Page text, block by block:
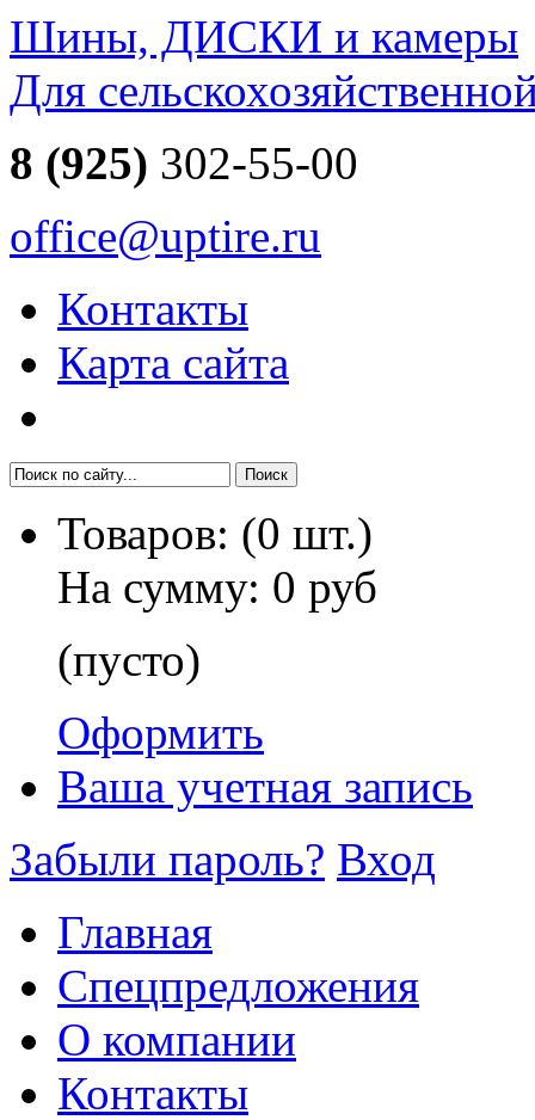
Шины, ДИСКИ и камеры
Для
8 (925) 302-55-00
office@uptire.ru
Контакты
Карта сайта
Товаров: (0 шт.)
На сумму: 0 руб
(пусто)
Оформить
Ваша учетная запись
Забыли пароль? Вход
Главная
Спецпредложения
О компании
Контакты